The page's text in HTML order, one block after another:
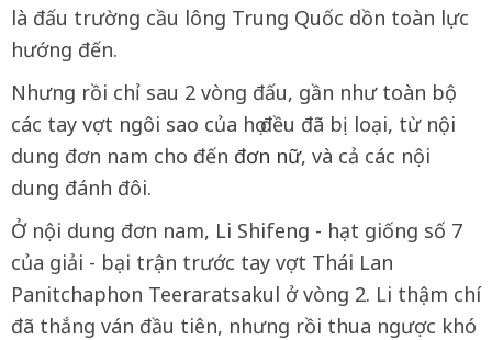
là đấu trường cầu lông Trung Quốc dồn toàn lực
hướng đến.
Nhưng rồi chỉ sau 2 vòng đấu, gần như toàn bộ
các tay vợt ngôi sao của họ đều đã bị loại, từ nội
dung đơn nam cho đến đơn nữ, và cả các nội
dung đánh đôi.
Ở nội dung đơn nam, Li Shifeng - hạt giống số 7
của giải - bại trận trước tay vợt Thái Lan
Panitchaphon Teeraratsakul ở vòng 2. Li thậm chí
đã thắng ván đầu tiên, nhưng rồi thua ngược khó